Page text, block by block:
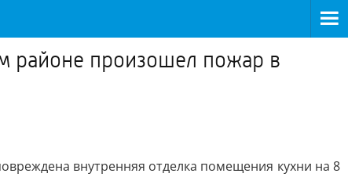
районе произошел пожар в
внутренняя отделка помещения кухни на 8